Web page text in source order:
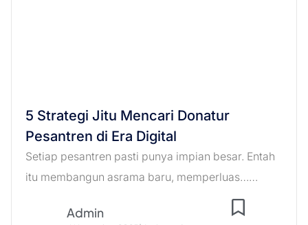
5 Strategi Jitu Mencari Donatur
Pesantren di Era Digital
Setiap pesantren pasti punya impian besar. Entah
itu membangun asrama baru, memperluas……
Admin